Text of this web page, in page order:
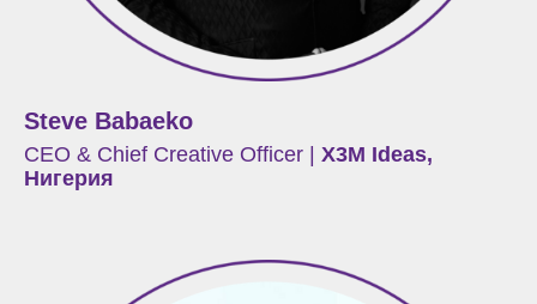
Steve Babaeko
CEO & Chief Creative Officer | X3M Ideas,
Нигерия